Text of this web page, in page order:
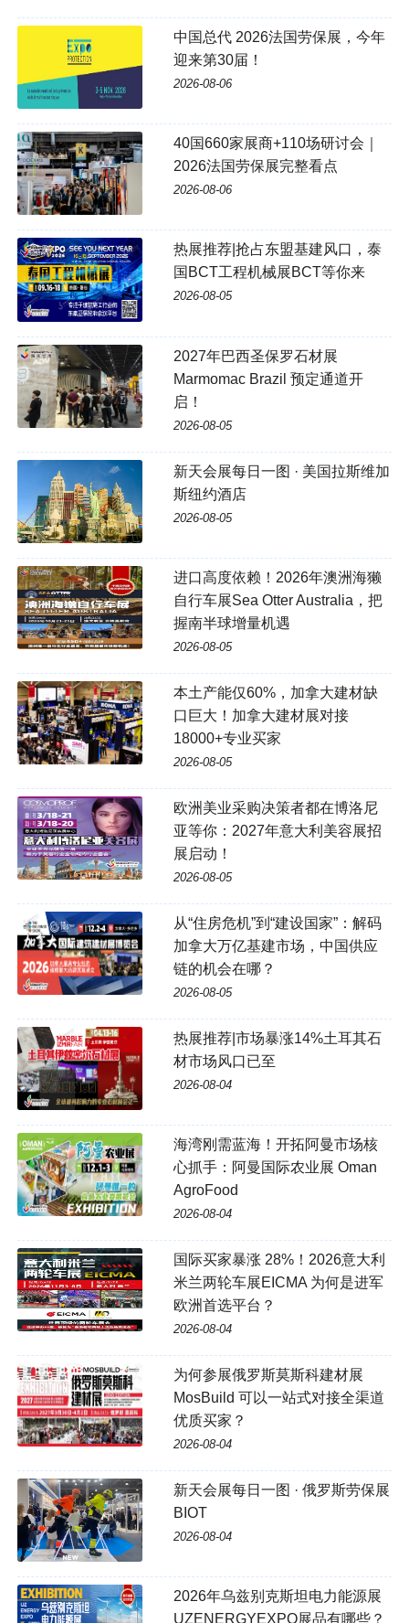
中国总代 2026法国劳保展，今年
迎来第30届！
2026-08-06
40国660家展商+110场研讨会｜
2026法国劳保展完整看点
2026-08-06
热展推荐|抢占东盟基建风口，泰
国BCT工程机械展BCT等你来
2026-08-05
2027年巴西圣保罗石材展
Marmomac Brazil 预定通道开
启！
2026-08-05
新天会展每日一图 · 美国拉斯维加
斯纽约酒店
2026-08-05
进口高度依赖！2026年澳洲海獭
自行车展Sea Otter Australia，把
握南半球增量机遇
2026-08-05
本土产能仅60%，加拿大建材缺
口巨大！加拿大建材展对接
18000+专业买家
2026-08-05
欧洲美业采购决策者都在博洛尼
亚等你：2027年意大利美容展招
展启动！
2026-08-05
从“住房危机”到“建设国家”：解码
加拿大万亿基建市场，中国供应
链的机会在哪？
2026-08-05
热展推荐|市场暴涨14%土耳其石
材市场风口已至
2026-08-04
海湾刚需蓝海！开拓阿曼市场核
心抓手：阿曼国际农业展 Oman
AgroFood
2026-08-04
国际买家暴涨 28%！2026意大利
米兰两轮车展EICMA 为何是进军
欧洲首选平台？
2026-08-04
为何参展俄罗斯莫斯科建材展
MosBuild 可以一站式对接全渠道
优质买家？
2026-08-04
新天会展每日一图 · 俄罗斯劳保展
BIOT
2026-08-04
2026年乌兹别克斯坦电力能源展
UZENERGYEXPO展品有哪些？